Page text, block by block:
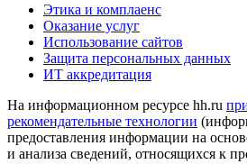
Этика и комплаенс
Оказание услуг
Использование сайтов
Защита персональных данных
ИТ аккредитация
На информационном ресурсе hh.ru
рекомендательные технологии
предоставления информации на
и анализа сведений, относящихся к